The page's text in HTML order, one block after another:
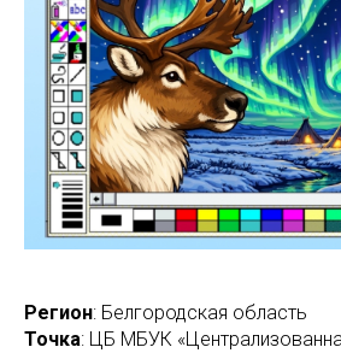
Регион: Белгородская область
Точка: ЦБ МБУК